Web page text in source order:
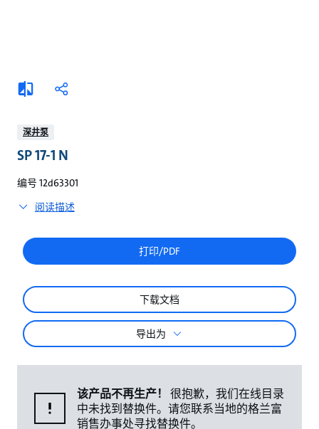
添
加
较
分
深井泵
SP 17-1 N
编号 12d63301
阅读描述
打印/PDF
下载文档
导出为
该产品不再生产！
很抱歉，我们在线目录
中未找到替换件。请您联系当地的格兰富
销售办事处寻找替换件。